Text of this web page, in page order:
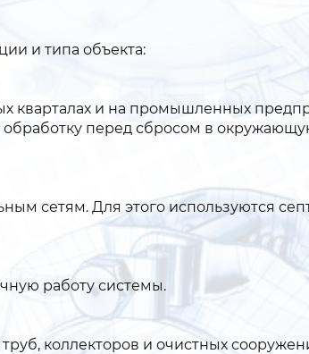
и типа объекта:
и на промышленных
обработку перед сбросом в
сетям. Для этого используются
работу системы.
коллекторов и очистных